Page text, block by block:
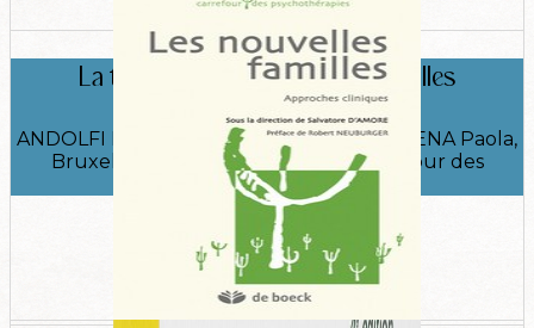
La thérapie racontée par les familles​
ANDOLFI Maurizio, ANGELO Claudio, D’ATENA Paola,
Bruxelles, De Boeck, collection Carrefour des
psychothérapies, 2008.​